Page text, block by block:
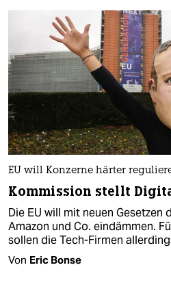
EU will Konzerne härter
Kommission stellt
Die EU will mit neuen Gesetzen
Amazon und Co. eindämmen.
sollen die Tech-Firmen
Von Eric Bonse